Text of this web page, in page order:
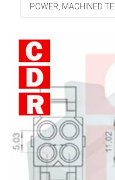
POWER, MACHINED TE